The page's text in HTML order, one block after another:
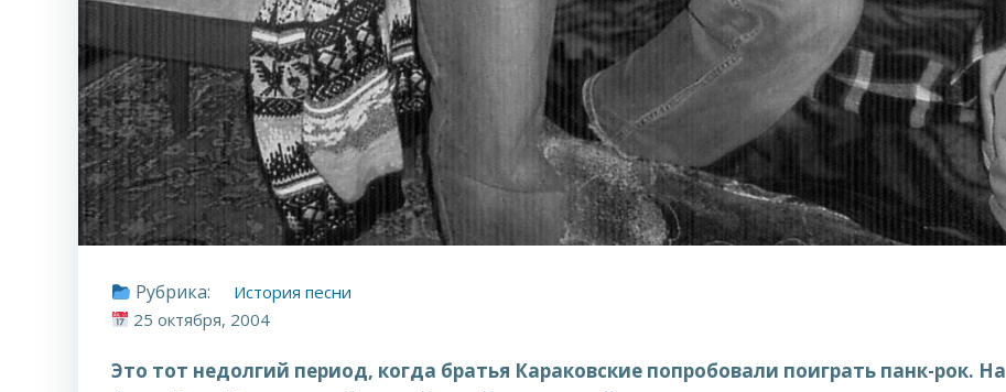
Рубрика:
История песни
25 октября, 2004
Это тот недолгий период, когда братья Караковские попробовали поиграть панк-рок. На